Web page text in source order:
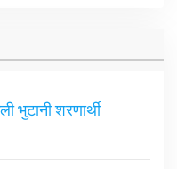
भुटानी शरणार्थी